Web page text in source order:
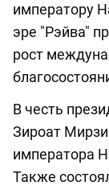
императору
эре "Рэйва"
рост
В честь
Зироат
императора
Также